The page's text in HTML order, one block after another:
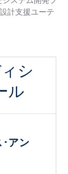
計支援ユーテ
シ
ル
アン